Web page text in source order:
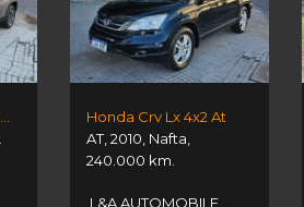
Honda Crv Lx 4x2 At
AT,2010 Nafta
240.000 km.
L&A AUTOMOBILE